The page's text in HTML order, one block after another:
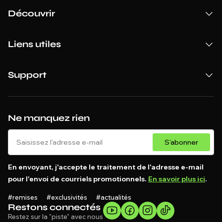
Restons connectés
Restez sur la "piste" avec nous
Ne manquez rien
S'abonner
En envoyant, j'accepte le traitement de l'adresse e-mail
pour l'envoi de courriels promotionnels. En savoir plus ici.
#remises #exclusivités #actualités
Découvrir
Liens utiles
Support